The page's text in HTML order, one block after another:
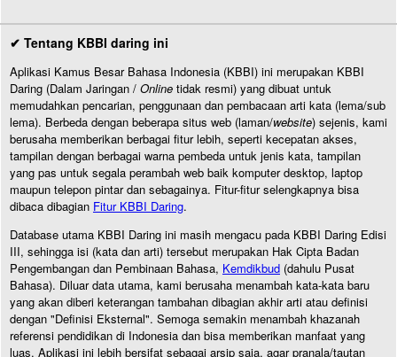
✔ Tentang KBBI daring ini
Aplikasi Kamus Besar Bahasa Indonesia (KBBI) ini merupakan KBBI
Daring (Dalam Jaringan / Online tidak resmi) yang dibuat untuk
memudahkan pencarian, penggunaan dan pembacaan arti kata (lema/sub
lema). Berbeda dengan beberapa situs web (laman/website) sejenis, kami
berusaha memberikan berbagai fitur lebih, seperti kecepatan akses,
tampilan dengan berbagai warna pembeda untuk jenis kata, tampilan
yang pas untuk segala perambah web baik komputer desktop, laptop
maupun telepon pintar dan sebagainya. Fitur-fitur selengkapnya bisa
dibaca dibagian Fitur KBBI Daring.
Database utama KBBI Daring ini masih mengacu pada KBBI Daring Edisi
III, sehingga isi (kata dan arti) tersebut merupakan Hak Cipta Badan
Pengembangan dan Pembinaan Bahasa, Kemdikbud (dahulu Pusat
Bahasa). Diluar data utama, kami berusaha menambah kata-kata baru
yang akan diberi keterangan tambahan dibagian akhir arti atau definisi
dengan "Definisi Eksternal". Semoga semakin menambah khazanah
referensi pendidikan di Indonesia dan bisa memberikan manfaat yang
luas. Aplikasi ini lebih bersifat sebagai arsip saja, agar pranala/tautan